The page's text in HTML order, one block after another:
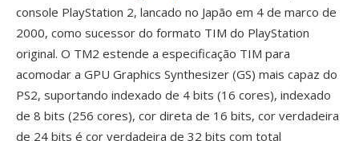
console PlayStation 2, lancado no Japão em 4 de marco de
2000, como sucessor do formato TIM do PlayStation
original. O TM2 estende a especificação TIM para
acomodar a GPU Graphics Synthesizer (GS) mais capaz do
PS2, suportando indexado de 4 bits (16 cores), indexado
de 8 bits (256 cores), cor direta de 16 bits, cor verdadeira
de 24 bits é cor verdadeira de 32 bits com total